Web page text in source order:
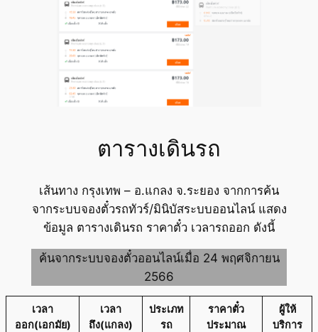
ตารางเดินรถ
เส้นทาง กรุงเทพ – อ.แกลง จ.ระยอง จากการค้น
จากระบบจองตั๋วรถทัวร์/มินิบัสระบบออนไลน์ แสดง
ข้อมูล ตารางเดินรถ ราคาตั๋ว เวลารถออก ดังนี้
ค้นจากระบบจองตั๋วออนไลน์เมื่อ 24 พฤศจิกายน
2566
เวลา
ออก(เอกมัย)
เวลา
ถึง(แกลง)
ประเภท
รถ
ราคาตั๋ว
ประมาณ
ผู้ให้
บริการ